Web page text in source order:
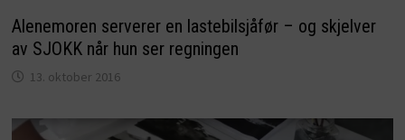
Alenemoren serverer en lastebilsjåfør – og skjelver
av SJOKK når hun ser regningen
13. oktober 2016